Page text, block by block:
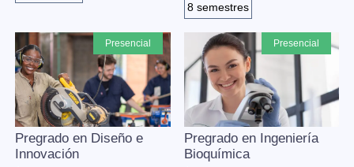
8 semestres
presencial
Pregrado en Diseño e
Innovación
presencial
Pregrado en Ingeniería
Bioquímica